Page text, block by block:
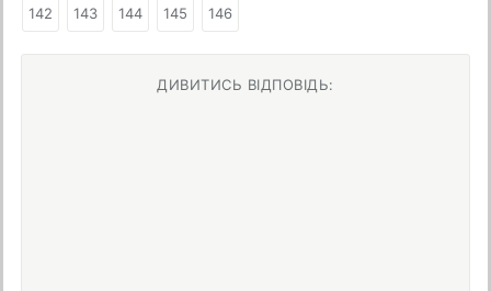
142 143 144 145 146
ДИВИТИСЬ ВІДПОВІДЬ: